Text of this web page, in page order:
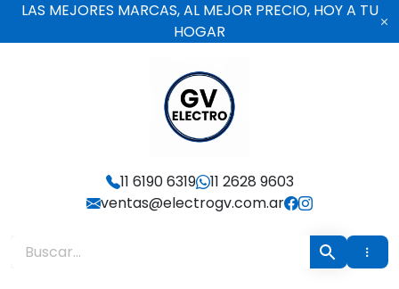
LAS MEJORES MARCAS, AL MEJOR PRECIO, HOY A TU
HOGAR
Electro GV
11 6190 6319
11 2628 9603
ventas@electrogv.com.ar